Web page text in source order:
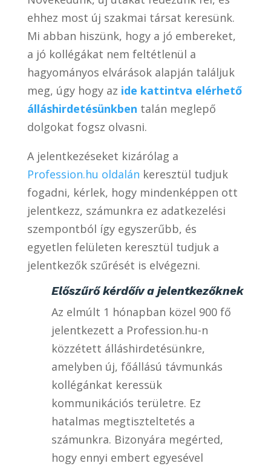
ehhez most új szakmai társat keresünk.
Mi abban hiszünk, hogy a jó embereket,
a jó kollégákat nem feltétlenül a
hagyományos elvárások alapján találjuk
meg, úgy hogy az ide kattintva elérhető
álláshirdetésünkben talán meglepő
dolgokat fogsz olvasni.
A jelentkezéseket kizárólag a
Profession.hu oldalán keresztül tudjuk
fogadni, kérlek, hogy mindenképpen ott
jelentkezz, számunkra ez adatkezelési
szempontból így egyszerűbb, és
egyetlen felületen keresztül tudjuk a
jelentkezők szűrését is elvégezni.
Előszűrő kérdőív a jelentkezőknek
Az elmúlt 1 hónapban közel 900 fő
jelentkezett a Profession.hu-n
közzétett álláshirdetésünkre,
amelyben új, főállású távmunkás
kollégánkat keressük
kommunikációs területre. Ez
hatalmas megtiszteltetés a
számunkra. Bizonyára megérted,
hogy ennyi embert egyesével